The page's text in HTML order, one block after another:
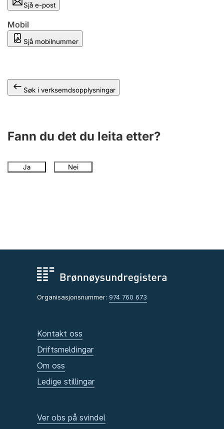
Sjå e-post
Mobil
Sjå mobilnummer
Søk i verksemdsopplysningar
Fann du det du leita etter?
Ja Nei
Organisasjonsnummer: 974 760 673
Kontakt oss
Driftsmeldingar
Om oss
Ledige stillingar
Ver obs på svindel